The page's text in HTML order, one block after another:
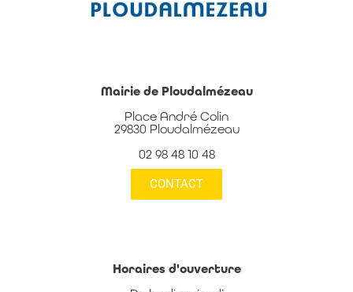
Mairie de Ploudalmézeau
Place André Colin
29830 Ploudalmézeau
02 98 48 10 48
CONTACT
Horaires d'ouverture